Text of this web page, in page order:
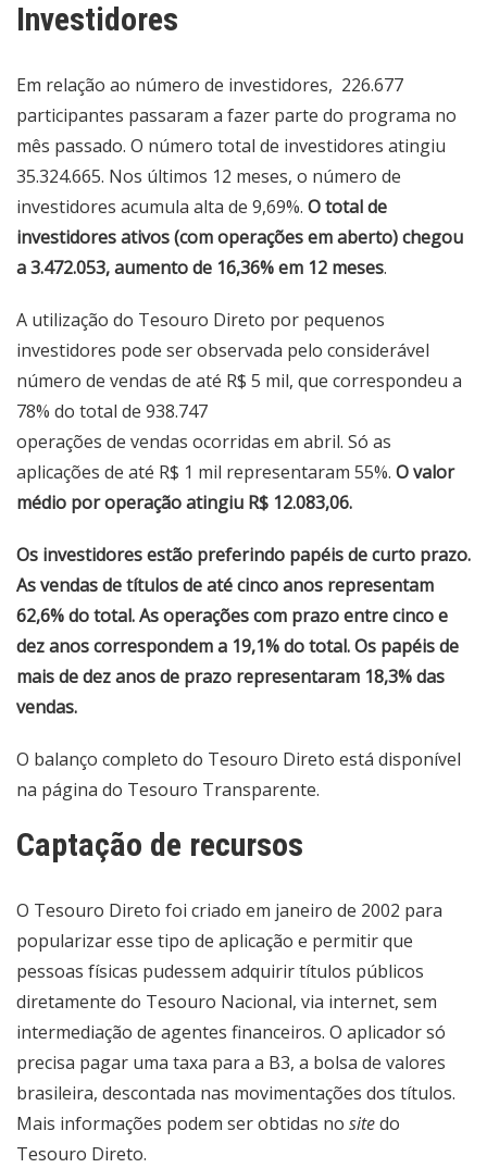
Investidores
Em relação ao número de investidores, 226.677
participantes passaram a fazer parte do programa no
mês passado. O número total de investidores atingiu
35.324.665. Nos últimos 12 meses, o número de
investidores acumula alta de 9,69%. O total de
investidores ativos (com operações em aberto) chegou
a 3.472.053, aumento de 16,36% em 12 meses.
A utilização do Tesouro Direto por pequenos
investidores pode ser observada pelo considerável
número de vendas de até R$ 5 mil, que correspondeu a
78% do total de 938.747
operações de vendas ocorridas em abril. Só as
aplicações de até R$ 1 mil representaram 55%. O valor
médio por operação atingiu R$ 12.083,06.
Os investidores estão preferindo papéis de curto prazo.
As vendas de títulos de até cinco anos representam
62,6% do total. As operações com prazo entre cinco e
dez anos correspondem a 19,1% do total. Os papéis de
mais de dez anos de prazo representaram 18,3% das
vendas.
O balanço completo do Tesouro Direto está disponível
na página do Tesouro Transparente.
Captação de recursos
O Tesouro Direto foi criado em janeiro de 2002 para
popularizar esse tipo de aplicação e permitir que
pessoas físicas pudessem adquirir títulos públicos
diretamente do Tesouro Nacional, via internet, sem
intermediação de agentes financeiros. O aplicador só
precisa pagar uma taxa para a B3, a bolsa de valores
brasileira, descontada nas movimentações dos títulos.
Mais informações podem ser obtidas no sitedo
Tesouro Direto.